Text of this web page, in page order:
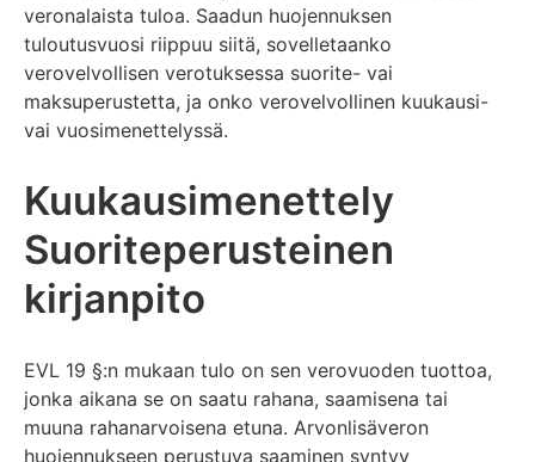
veronalaista tuloa. Saadun huojennuksen
tuloutusvuosi riippuu siitä, sovelletaanko
verovelvollisen verotuksessa suorite- vai
maksuperustetta, ja onko verovelvollinen kuukausi-
vai vuosimenettelyssä.
Kuukausimenettely
Suoriteperusteinen
kirjanpito
EVL 19 §:n mukaan tulo on sen verovuoden tuottoa,
jonka aikana se on saatu rahana, saamisena tai
muuna rahanarvoisena etuna. Arvonlisäveron
huojennukseen perustuva saaminen syntyy